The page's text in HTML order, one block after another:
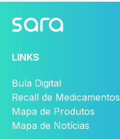
LINKS
Bula Digital
Recall de Medicamentos
Mapa de Produtos
Mapa de Notícias